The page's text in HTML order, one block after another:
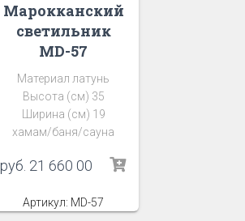
Марокканский
светильник
MD-57
Материал латунь
Высота (см) 35
Ширина (см) 19
хамам/баня/сауна
руб. 21 660 00
Артикул: MD-57